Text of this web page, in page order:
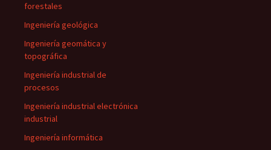
forestales
Ingeniería geológica
Ingeniería geomática y
topográfica
Ingeniería industrial de
procesos
Ingeniería industrial electrónica
industrial
Ingeniería informática